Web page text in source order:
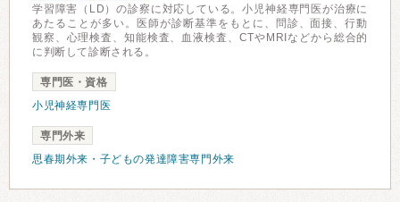
学習障害（LD）の診察に対応している。小児神経専門医が治療に
あたることが多い。医師が診断基準をもとに、問診、面接、行動
観察、心理検査、知能検査、血液検査、CTやMRIなどから総合的
に判断して診断される。
専門医・資格
小児神経専門医
専門外来
思春期外来・子どもの発達障害専門外来